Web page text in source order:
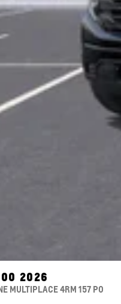
2026
MULTIPLACE 4RM 157 PO